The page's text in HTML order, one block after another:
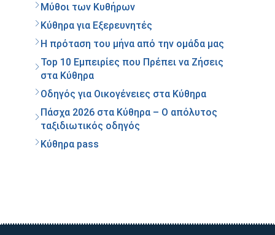
Μύθοι των Κυθήρων
Κύθηρα για Εξερευνητές
Η πρόταση του μήνα από την ομάδα μας
Top 10 Εμπειρίες που Πρέπει να Ζήσεις
στα Κύθηρα
Οδηγός για Οικογένειες στα Κύθηρα
Πάσχα 2026 στα Κύθηρα – Ο απόλυτος
ταξιδιωτικός οδηγός
Κύθηρα pass